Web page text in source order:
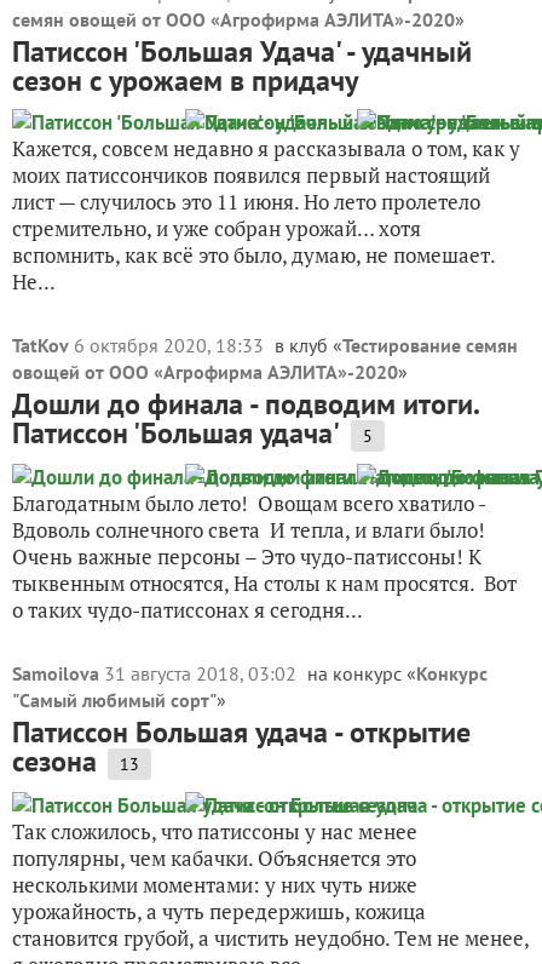
семян овощей от ООО «Агрофирма АЭЛИТА»-2020»
Патиссон 'Большая Удача' - удачный
сезон с урожаем в придачу
Кажется, совсем недавно я рассказывала о том, как у
моих патиссончиков появился первый настоящий
лист — случилось это 11 июня. Но лето пролетело
стремительно, и уже собран урожай… хотя
вспомнить, как всё это было, думаю, не помешает.
Не...
TatKov 6 октября 2020, 18:33 в клуб «Тестирование семян
овощей от ООО «Агрофирма АЭЛИТА»-2020»
Дошли до финала - подводим итоги.
Патиссон 'Большая удача' 5
Благодатным было лето! Овощам всего хватило -
Вдоволь солнечного света И тепла, и влаги было!
Очень важные персоны – Это чудо-патиссоны! К
тыквенным относятся, На столы к нам просятся. Вот
о таких чудо-патиссонах я сегодня...
Samoilova 31 августа 2018, 03:02 на конкурс «Конкурс
"Самый любимый сорт"»
Патиссон Большая удача - открытие
сезона 13
Так сложилось, что патиссоны у нас менее
популярны, чем кабачки. Объясняется это
несколькими моментами: у них чуть ниже
урожайность, а чуть передержишь, кожица
становится грубой, а чистить неудобно. Тем не менее,